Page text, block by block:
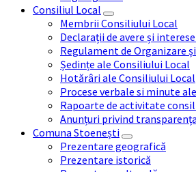
Consiliul Local
Membrii Consiliului Local
Declarații de avere și
Regulament de Organizare
Ședințe ale Consiliului Local
Hotărâri ale Consiliului Local
Procese verbale si minute
Rapoarte de activitate
Anunțuri privind
Comuna Stoenești
Prezentare geografică
Prezentare istorică